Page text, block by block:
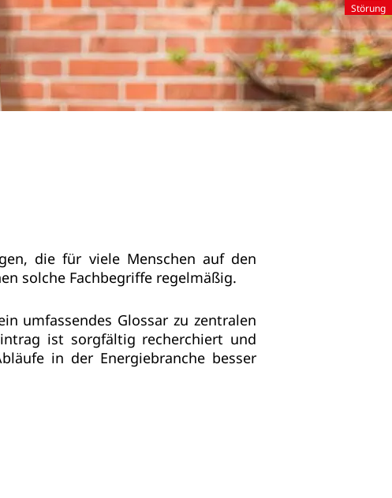
Störung
die für viele Menschen auf den
solche Fachbegriffe regelmäßig.
umfassendes Glossar zu zentralen
ist sorgfältig recherchiert und
in der Energiebranche besser